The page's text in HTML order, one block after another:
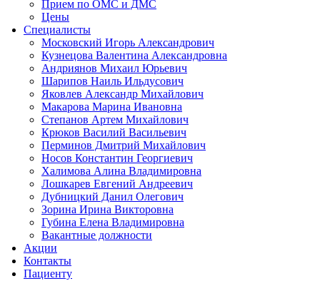
Прием по ОМС и ДМС
Цены
Специалисты
Московский Игорь Александрович
Кузнецова Валентина Александровна
Андриянов Михаил Юрьевич
Шарипов Наиль Ильдусович
Яковлев Александр Михайлович
Макарова Марина Ивановна
Степанов Артем Михайлович
Крюков Василий Васильевич
Перминов Дмитрий Михайлович
Носов Константин Георгиевич
Халимова Алина Владимировна
Лошкарев Евгений Андреевич
Дубницкий Данил Олегович
Зорина Ирина Викторовна
Губина Елена Владимировна
Вакантные должности
Акции
Контакты
Пациенту